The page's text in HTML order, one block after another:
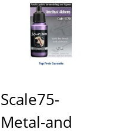
Scale75-
Metal-and